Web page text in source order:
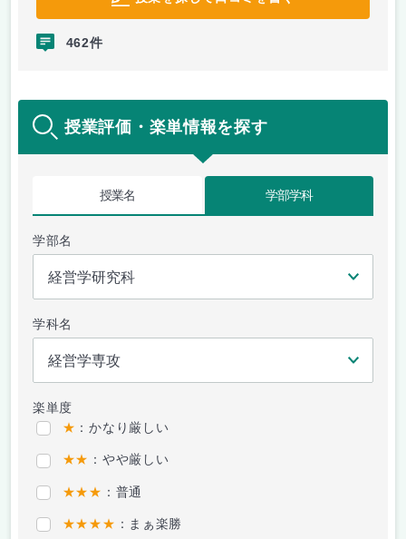
462件
授業評価・楽単情報を探す
授業名 学部学科
学部名
学科名
楽単度
★ ：かなり厳しい
★★ ：やや厳しい
★★★ ：普通
★★★★ ：まぁ楽勝